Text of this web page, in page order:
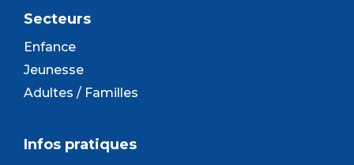
Secteurs
Enfance
Jeunesse
Adultes / Familles
Infos pratiques